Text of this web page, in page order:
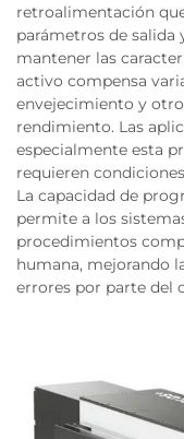
retroalimentación
parámetros de salida
mantener las
activo compensa
envejecimiento y
rendimiento. Las
especialmente esta
requieren
La capacidad de
permite a los
procedimientos
humana, mejorando
errores por parte del